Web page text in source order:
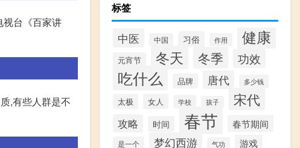
视台《百家讲
,有些人群是不
标签
中医 中国 习俗 作用 健康
元宵节 冬天 冬季 功效
吃什么 品牌 唐代 多少钱
太极 女人 学校 孩子 宋代
攻略 时间 春节 春节期间
是一个 梦幻西游 气功 游戏